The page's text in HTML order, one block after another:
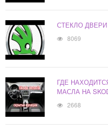
СТЕКЛО
8069
ГДЕ
МАСЛА НА
2668